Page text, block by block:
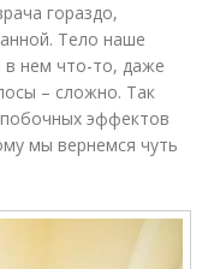
гораздо,
Тело наше
в нем что-то, даже
– сложно. Так
эффектов
мы вернемся чуть